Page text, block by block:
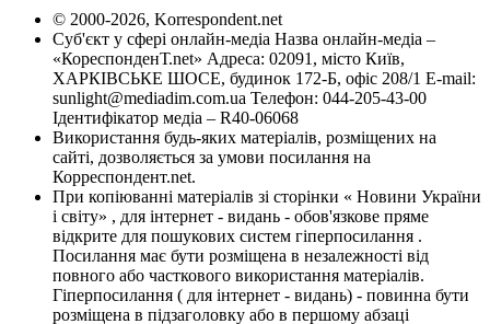
© 2000-2026, Korrespondent.net
Суб'єкт у сфері онлайн-медіа Назва онлайн-медіа –
«КореспонденТ.net» Адреса: 02091, місто Київ,
ХАРКІВСЬКЕ ШОСЕ, будинок 172-Б, офіс 208/1 E-mail:
sunlight@mediadim.com.ua Телефон: 044-205-43-00
Ідентифікатор медіа – R40-06068
Використання будь-яких матеріалів, розміщених на
сайті, дозволяється за умови посилання на
Корреспондент.net.
При копіюванні матеріалів зі сторінки « Новини України
і світу» , для інтернет - видань - обов'язкове пряме
відкрите для пошукових систем гіперпосилання .
Посилання має бути розміщена в незалежності від
повного або часткового використання матеріалів.
Гіперпосилання ( для інтернет - видань) - повинна бути
розміщена в підзаголовку або в першому абзаці